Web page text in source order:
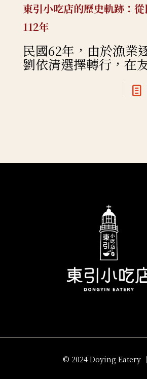
東引小吃店的歷史軌跡：
112年
民國62年，由於漁業
劉依清選擇轉行，在
© 2024 Doying Eatery